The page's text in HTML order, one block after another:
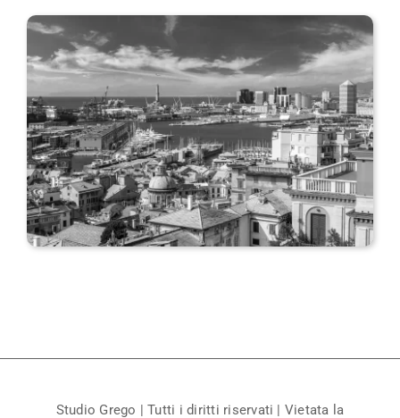
Studio Grego | Tutti i diritti riservati | Vietata la